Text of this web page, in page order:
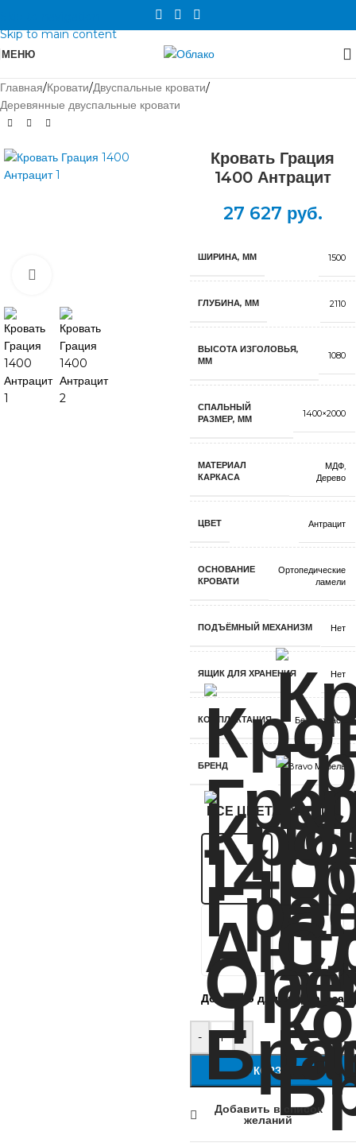
Skip to main content
МЕНЮ
Главная/Кровати/Двуспальные кровати/
Деревянные двуспальные кровати
Кровать Грация
1400 Антрацит
27 627 руб.
ШИРИНА, ММ 1500
ГЛУБИНА, ММ 2110
ВЫСОТА ИЗГОЛОВЬЯ,
ММ
1080
СПАЛЬНЫЙ
РАЗМЕР, ММ
1400×2000
МАТЕРИАЛ
КАРКАСА
МДФ,
Дерево
ЦВЕТ Антрацит
ОСНОВАНИЕ
КРОВАТИ
Ортопедические
ламели
ПОДЪЁМНЫЙ МЕХАНИЗМ Нет
ЯЩИК ДЛЯ ХРАНЕНИЯ Нет
КОМПЛЕКТАЦИЯ Без матраса
БРЕНД Bravo Мебель
ВСЕ ЦВЕТА СЕРИИ
Доступно для предзаказа
- +
В КОРЗИНУ
Добавить в список
желаний